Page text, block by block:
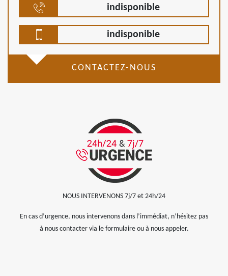
indisponible
indisponible
CONTACTEZ-NOUS
NOUS INTERVENONS 7j/7 et 24h/24
En cas d’urgence, nous intervenons dans l’immédiat, n’hésitez pas
à nous contacter via le formulaire ou à nous appeler.